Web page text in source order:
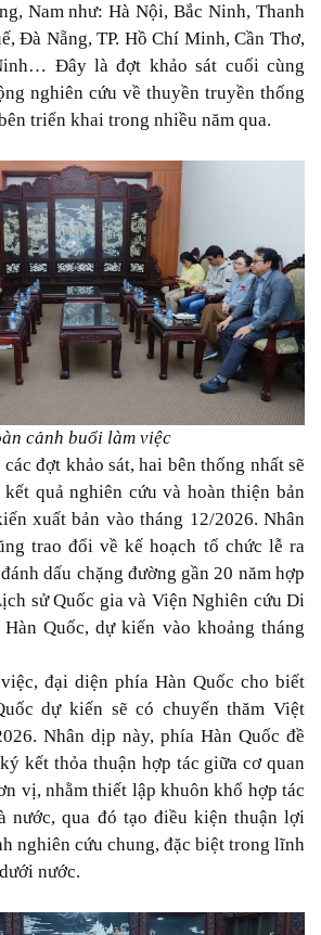
Nam như: Hà Nội, Bắc Ninh, Thanh
Đà Nẵng, TP. Hồ Chí Minh, Cần Thơ,
Đây là đợt khảo sát cuối cùng
nghiên cứu về thuyền truyền thống
triển khai trong nhiều năm qua.
cảnh buổi làm việc
đợt khảo sát, hai bên thống nhất sẽ
quả nghiên cứu và hoàn thiện bản
xuất bản vào tháng 12/2026. Nhân
trao đổi về kế hoạch tổ chức lễ ra
dấu chặng đường gần 20 năm hợp
sử Quốc gia và Viện Nghiên cứu Di
Quốc, dự kiến vào khoảng tháng
đại diện phía Hàn Quốc cho biết
dự kiến sẽ có chuyến thăm Việt
Nhân dịp này, phía Hàn Quốc đề
kết thỏa thuận hợp tác giữa cơ quan
vị, nhằm thiết lập khuôn khổ hợp tác
nước, qua đó tạo điều kiện thuận lợi
nghiên cứu chung, đặc biệt trong lĩnh
nước.